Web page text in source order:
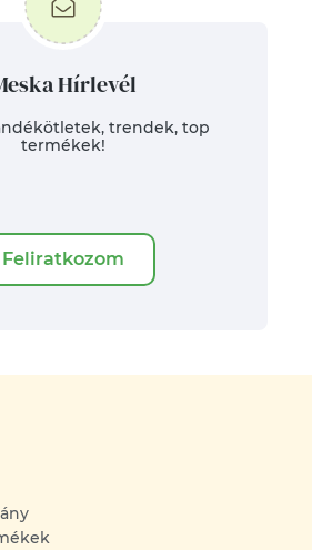
Hírlevél
trendek, top
termékek!
Feliratkozom